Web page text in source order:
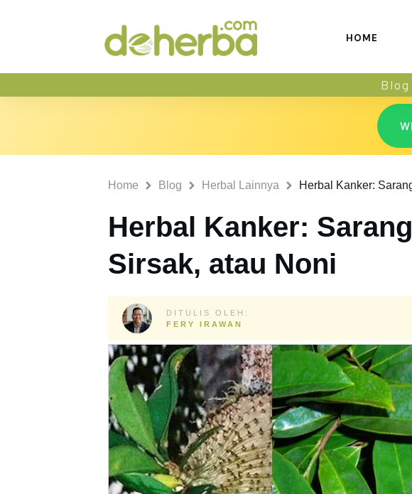
HOME
Home Blog Herbal Lainnya
Herbal Kanker:
Sirsak, atau Noni
DITULIS OLEH:
FERY IRAWAN